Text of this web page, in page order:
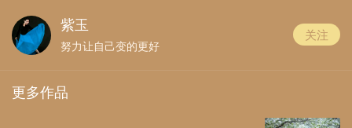
紫玉
努力让自己变的更好
关注
更多作品